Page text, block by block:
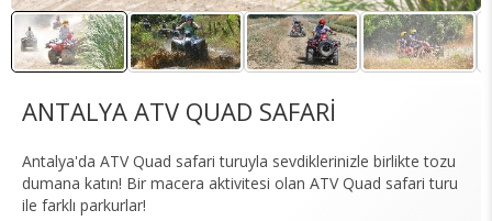
ANTALYA ATV QUAD SAFARİ
Antalya'da ATV Quad safari turuyla sevdiklerinizle birlikte tozu
dumana katın! Bir macera aktivitesi olan ATV Quad safari turu
ile farklı parkurlar!